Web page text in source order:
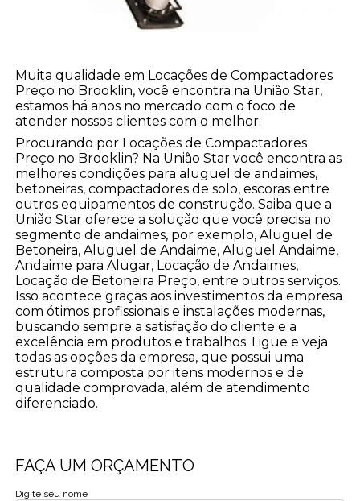
Muita qualidade em Locações de Compactadores
Preço no Brooklin, você encontra na União Star,
estamos há anos no mercado com o foco de
atender nossos clientes com o melhor.
Procurando por Locações de Compactadores
Preço no Brooklin? Na União Star você encontra as
melhores condições para aluguel de andaimes,
betoneiras, compactadores de solo, escoras entre
outros equipamentos de construção. Saiba que a
União Star oferece a solução que você precisa no
segmento de andaimes, por exemplo, Aluguel de
Betoneira, Aluguel de Andaime, Aluguel Andaime,
Andaime para Alugar, Locação de Andaimes,
Locação de Betoneira Preço, entre outros serviços.
Isso acontece graças aos investimentos da empresa
com ótimos profissionais e instalações modernas,
buscando sempre a satisfação do cliente e a
excelência em produtos e trabalhos. Ligue e veja
todas as opções da empresa, que possui uma
estrutura composta por itens modernos e de
qualidade comprovada, além de atendimento
diferenciado.
FAÇA UM ORÇAMENTO
Digite seu nome